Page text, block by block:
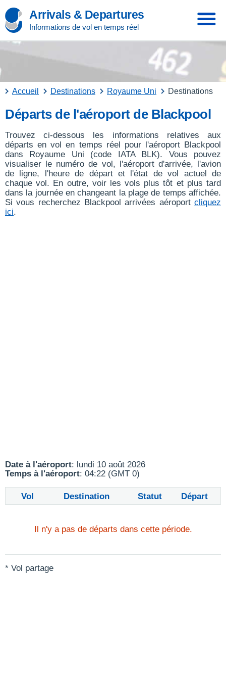
Arrivals & Departures
Informations de vol en temps réel
Accueil Destinations Royaume Uni Destinations
Départs de l'aéroport de Blackpool
Trouvez ci-dessous les informations relatives aux
départs en vol en temps réel pour l'aéroport Blackpool
dans Royaume Uni (code IATA BLK). Vous pouvez
visualiser le numéro de vol, l'aéroport d'arrivée, l'avion
de ligne, l'heure de départ et l'état de vol actuel de
chaque vol. En outre, voir les vols plus tôt et plus tard
dans la journée en changeant la plage de temps affichée.
Si vous recherchez Blackpool arrivées aéroport cliquez
ici.
Date à l'aéroport: lundi 10 août 2026
Temps à l'aéroport: 04:22 (GMT 0)
Vol Destination Statut Départ
Il n'y a pas de départs dans cette période.
* Vol partage